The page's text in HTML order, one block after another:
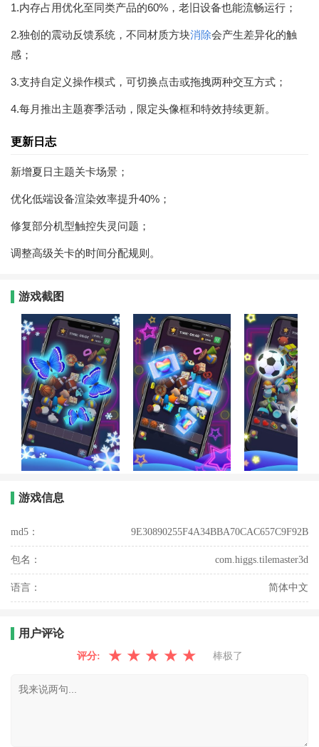
1.内存占用优化至同类产品的60%，老旧设备也能流畅运行；
2.独创的震动反馈系统，不同材质方块消除会产生差异化的触
感；
3.支持自定义操作模式，可切换点击或拖拽两种交互方式；
4.每月推出主题赛季活动，限定头像框和特效持续更新。
更新日志
新增夏日主题关卡场景；
优化低端设备渲染效率提升40%；
修复部分机型触控失灵问题；
调整高级关卡的时间分配规则。
游戏截图
游戏信息
md5： 9E30890255F4A34BBA70CAC657C9F92B
包名： com.higgs.tilemaster3d
语言： 简体中文
用户评论
评分: ★ ★ ★ ★ ★ 棒极了